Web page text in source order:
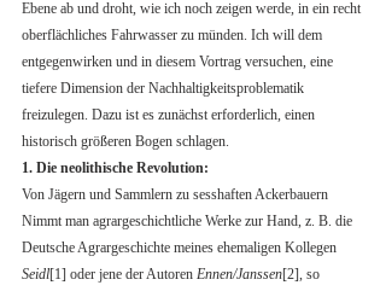
Ebene ab und droht, wie ich noch zeigen werde, in ein recht
oberflächliches Fahrwasser zu münden. Ich will dem
entgegenwirken und in diesem Vortrag versuchen, eine
tiefere Dimension der Nachhaltigkeitsproblematik
freizulegen. Dazu ist es zunächst erforderlich, einen
historisch größeren Bogen schlagen.
1. Die neolithische Revolution:
Von Jägern und Sammlern zu sesshaften Ackerbauern
Nimmt man agrargeschichtliche Werke zur Hand, z. B. die
Deutsche Agrargeschichte meines ehemaligen Kollegen
Seidl[1] oder jene der Autoren Ennen/Janssen[2], so